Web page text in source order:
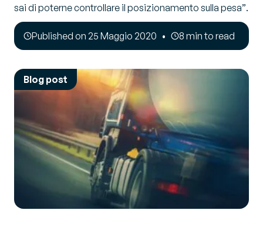
sai di poterne controllare il posizionamento sulla pesa”.
Published on 25 Maggio 2020 8 min to read
Blog post